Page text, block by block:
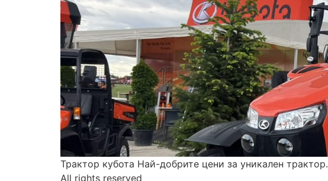
Трактор кубота Най-добрите цени за уникален трактор.
All rights reserved